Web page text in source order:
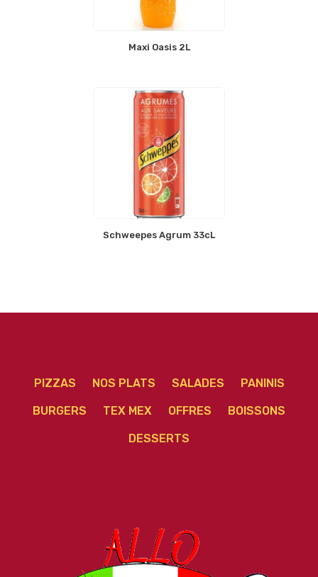
Maxi Oasis 2L
Schweepes Agrum 33cL
PIZZAS NOS PLATS SALADES PANINIS
BURGERS TEX MEX OFFRES BOISSONS
DESSERTS